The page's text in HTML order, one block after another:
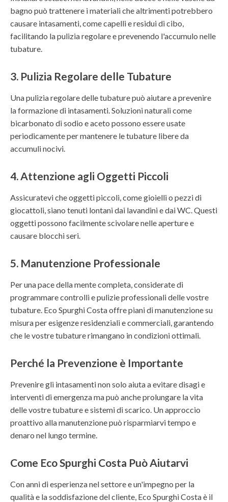
bagno può trattenere i materiali che altrimenti potrebbero
causare intasamenti, come capelli e residui di cibo,
facilitando la pulizia regolare e prevenendo l'accumulo nelle
tubature.
3. Pulizia Regolare delle Tubature
Una pulizia regolare delle tubature può aiutare a prevenire
la formazione di intasamenti. Soluzioni naturali come
bicarbonato di sodio e aceto possono essere usate
periodicamente per mantenere le tubature libere da
accumuli nocivi.
4. Attenzione agli Oggetti Piccoli
Assicuratevi che oggetti piccoli, come gioielli o pezzi di
giocattoli, siano tenuti lontani dai lavandini e dai WC. Questi
oggetti possono facilmente scivolare nelle aperture e
causare blocchi seri.
5. Manutenzione Professionale
Per una pace della mente completa, considerate di
programmare controlli e pulizie professionali delle vostre
tubature. Eco Spurghi Costa offre piani di manutenzione su
misura per esigenze residenziali e commerciali, garantendo
che le vostre tubature rimangano in condizioni ottimali.
Perché la Prevenzione è Importante
Prevenire gli intasamenti non solo aiuta a evitare disagi e
interventi di emergenza ma può anche prolungare la vita
delle vostre tubature e sistemi di scarico. Un approccio
proattivo alla manutenzione può risparmiarvi tempo e
denaro nel lungo termine.
Come Eco Spurghi Costa Può Aiutarvi
Con anni di esperienza nel settore e un'impegno per la
qualità e la soddisfazione del cliente, Eco Spurghi Costa è il